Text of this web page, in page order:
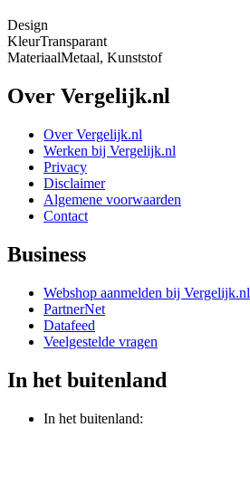
Design
KleurTransparant
MateriaalMetaal, Kunststof
Over Vergelijk.nl
Over Vergelijk.nl
Werken bij Vergelijk.nl
Privacy
Disclaimer
Algemene voorwaarden
Contact
Business
Webshop aanmelden bij Vergelijk.nl
PartnerNet
Datafeed
Veelgestelde vragen
In het buitenland
In het buitenland: